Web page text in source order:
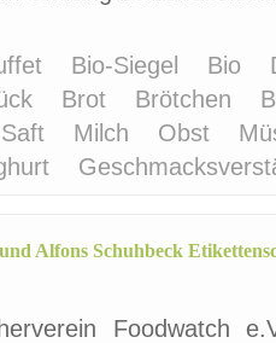
Bio-Siegel Bio
Brot Brötchen
Saft Milch Obst
Alfons Schuhbeck
Foodwatch